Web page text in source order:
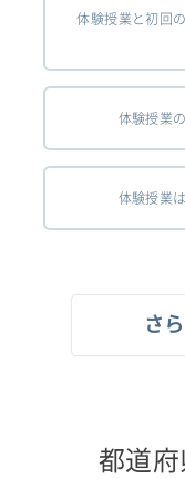
体験授業と初回
体験授業
体験授業
さ
都道